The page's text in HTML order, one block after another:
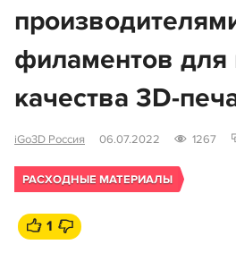
филаментов
качества 3D-
iGo3D Россия 06.07.2022 1267
РАСХОДНЫЕ МАТЕРИАЛЫ
1